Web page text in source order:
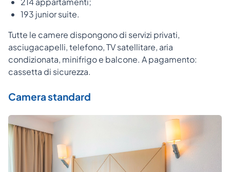
193 junior suite.
Tutte le camere dispongono di servizi privati,
asciugacapelli, telefono, TV satellitare, aria
condizionata, minifrigo e balcone. A pagamento:
cassetta di sicurezza.
Camera standard